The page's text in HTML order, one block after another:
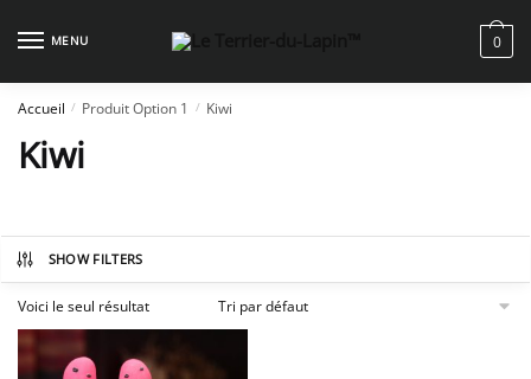
MENU 0
Accueil / Produit Option 1 / Kiwi
Kiwi
SHOW FILTERS
Voici le seul résultat